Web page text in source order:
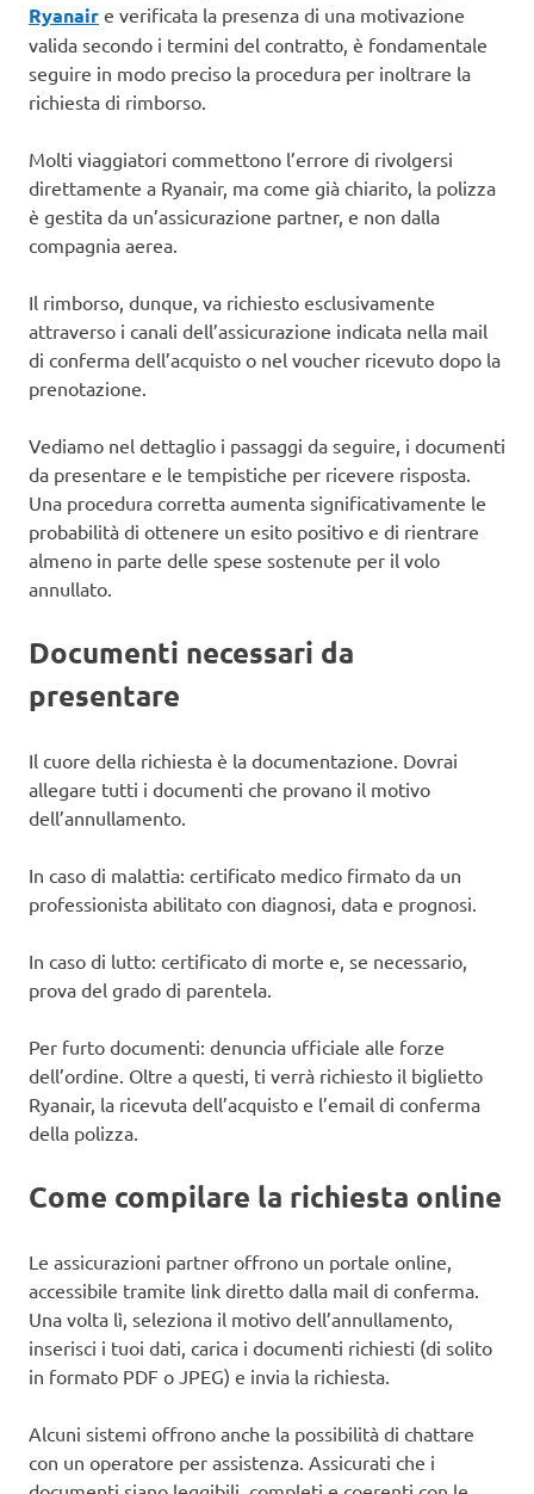
Ryanair e verificata la presenza di una motivazione
valida secondo i termini del contratto, è fondamentale
seguire in modo preciso la procedura per inoltrare la
richiesta di rimborso.
Molti viaggiatori commettono l’errore di rivolgersi
direttamente a Ryanair, ma come già chiarito, la polizza
è gestita da un’assicurazione partner, e non dalla
compagnia aerea.
Il rimborso, dunque, va richiesto esclusivamente
attraverso i canali dell’assicurazione indicata nella mail
di conferma dell’acquisto o nel voucher ricevuto dopo la
prenotazione.
Vediamo nel dettaglio i passaggi da seguire, i documenti
da presentare e le tempistiche per ricevere risposta.
Una procedura corretta aumenta significativamente le
probabilità di ottenere un esito positivo e di rientrare
almeno in parte delle spese sostenute per il volo
annullato.
Documenti necessari da
presentare
Il cuore della richiesta è la documentazione. Dovrai
allegare tutti i documenti che provano il motivo
dell’annullamento.
In caso di malattia: certificato medico firmato da un
professionista abilitato con diagnosi, data e prognosi.
In caso di lutto: certificato di morte e, se necessario,
prova del grado di parentela.
Per furto documenti: denuncia ufficiale alle forze
dell’ordine. Oltre a questi, ti verrà richiesto il biglietto
Ryanair, la ricevuta dell’acquisto e l’email di conferma
della polizza.
Come compilare la richiesta online
Le assicurazioni partner offrono un portale online,
accessibile tramite link diretto dalla mail di conferma.
Una volta lì, seleziona il motivo dell’annullamento,
inserisci i tuoi dati, carica i documenti richiesti (di solito
in formato PDF o JPEG) e invia la richiesta.
Alcuni sistemi offrono anche la possibilità di chattare
con un operatore per assistenza. Assicurati che i